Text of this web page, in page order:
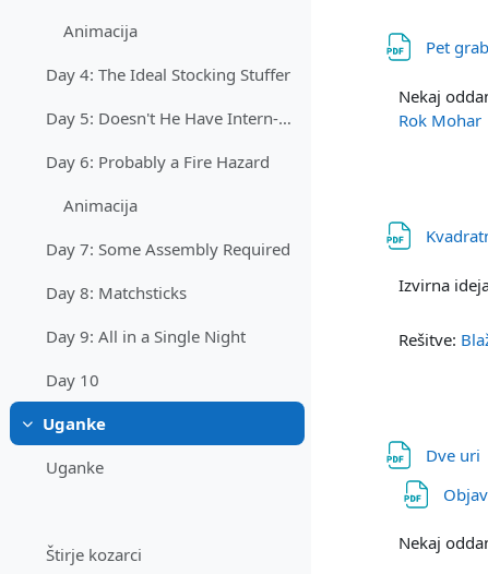
Animacija
Day 4: The Ideal Stocking Stuffer
Day 5: Doesn't He Have Intern-Elves For This?
Day 6: Probably a Fire Hazard
Animacija
Day 7: Some Assembly Required
Day 8: Matchsticks
Day 9: All in a Single Night
Day 10
SkrčiUganke
Uganke
Štirje kozarci
Pet
Nekaj
Rok Mohar
Izvirna
Rešitve:
Dve uri
Nekaj